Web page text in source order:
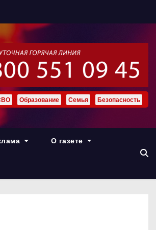
Образование Семья Безопасность
О газете